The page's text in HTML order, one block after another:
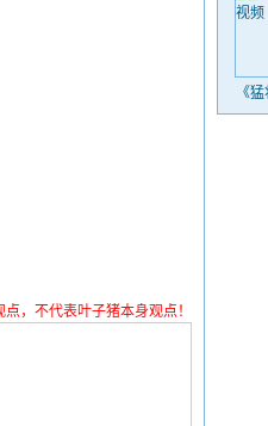
，不代表叶子猪本身观点！
《